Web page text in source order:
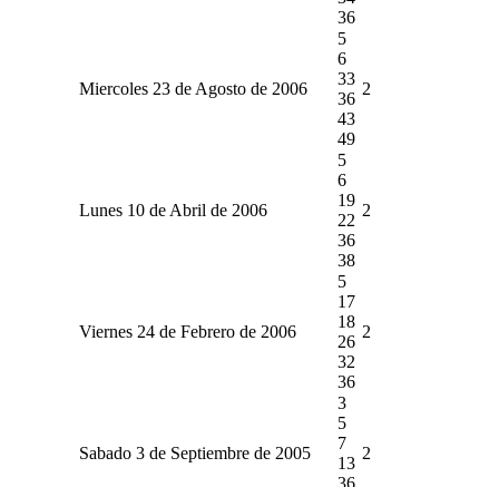
36
Miercoles 23 de Agosto de 2006
5
6
33
36
43
49
2
Lunes 10 de Abril de 2006
5
6
19
22
36
38
2
Viernes 24 de Febrero de 2006
5
17
18
26
32
36
2
Sabado 3 de Septiembre de 2005
3
5
7
13
36
2